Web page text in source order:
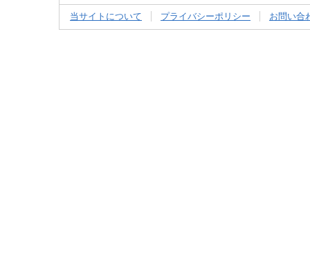
当サイトについて プライバシーポリシー お問い合